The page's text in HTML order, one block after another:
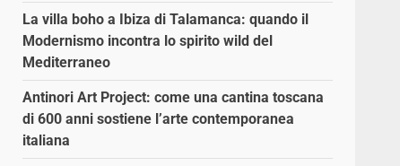
La villa boho a Ibiza di Talamanca: quando il
Modernismo incontra lo spirito wild del
Mediterraneo
Antinori Art Project: come una cantina toscana
di 600 anni sostiene l’arte contemporanea
italiana